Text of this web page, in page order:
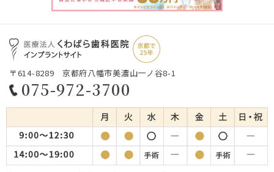
〒614-8289 京都府八幡市美濃山一ノ谷8-1
075-972-3700